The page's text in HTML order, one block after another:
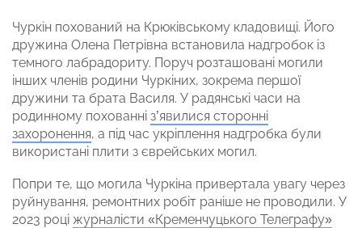
Чуркін похований на Крюківському кладовищі. Його
дружина Олена Петрівна встановила надгробок із
темного лабрадориту. Поруч розташовані могили
інших членів родини Чуркіних, зокрема першої
дружини та брата Василя. У радянські часи на
родинному похованні з’явилися сторонні
захоронення, а під час укріплення надгробка були
використані плити з єврейських могил.
Попри те, що могила Чуркіна привертала увагу через
руйнування, ремонтних робіт раніше не проводили. У
2023 році журналісти «Кременчуцького Телеграфу»